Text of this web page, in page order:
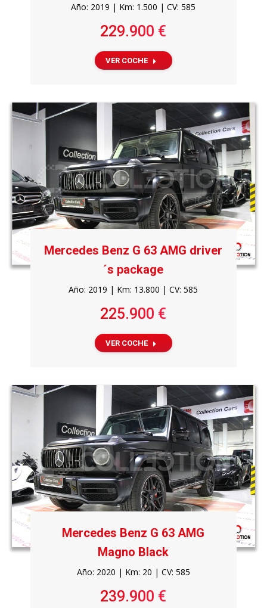
Año: 2019 | Km: 1.500 | CV: 585
229.900 €
VER COCHE
Mercedes Benz G 63 AMG driver
´s package
Año: 2019 | Km: 13.800 | CV: 585
225.900 €
VER COCHE
Mercedes Benz G 63 AMG
Magno Black
Año: 2020 | Km: 20 | CV: 585
239.900 €